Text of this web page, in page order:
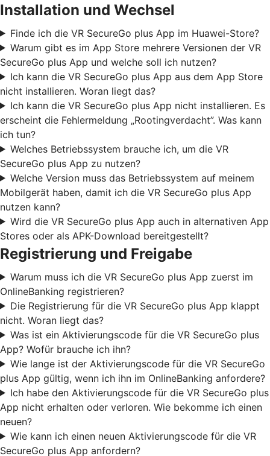
Installation und Wechsel
Finde ich die VR SecureGo plus App im Huawei-Store?
Warum gibt es im App Store mehrere Versionen der VR
SecureGo plus App und welche soll ich nutzen?
Ich kann die VR SecureGo plus App aus dem App Store
nicht installieren. Woran liegt das?
Ich kann die VR SecureGo plus App nicht installieren. Es
erscheint die Fehlermeldung „Rootingverdacht”. Was kann
ich tun?
Welches Betriebssystem brauche ich, um die VR
SecureGo plus App zu nutzen?
Welche Version muss das Betriebssystem auf meinem
Mobilgerät haben, damit ich die VR SecureGo plus App
nutzen kann?
Wird die VR SecureGo plus App auch in alternativen App
Stores oder als APK-Download bereitgestellt?
Registrierung und Freigabe
Warum muss ich die VR SecureGo plus App zuerst im
OnlineBanking registrieren?
Die Registrierung für die VR SecureGo plus App klappt
nicht. Woran liegt das?
Was ist ein Aktivierungscode für die VR SecureGo plus
App? Wofür brauche ich ihn?
Wie lange ist der Aktivierungscode für die VR SecureGo
plus App gültig, wenn ich ihn im OnlineBanking anfordere?
Ich habe den Aktivierungscode für die VR SecureGo plus
App nicht erhalten oder verloren. Wie bekomme ich einen
neuen?
Wie kann ich einen neuen Aktivierungscode für die VR
SecureGo plus App anfordern?